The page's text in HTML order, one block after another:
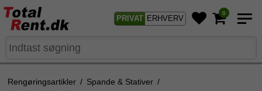
PRIVAT ERHVERV
0
Rengøringsartikler / Spande & Stativer /